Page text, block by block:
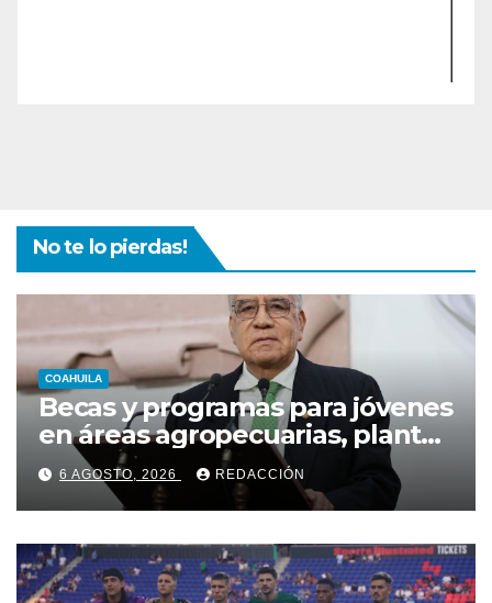
No te lo pierdas!
COAHUILA
Becas y programas para jóvenes
en áreas agropecuarias, plantea
Raúl Onofre
6 AGOSTO, 2026 REDACCIÓN